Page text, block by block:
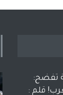
تفضح:
قلم :